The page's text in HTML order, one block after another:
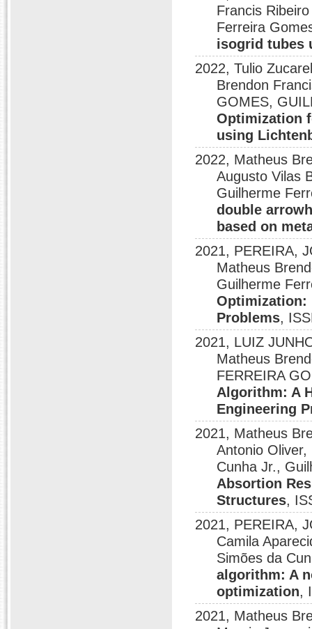
Francis
Ferreira
isogrid tubes
2022, Tulio
Brendon
GOMES,
Optimization
using
2022, Matheus
Augusto Vilas
Guilherme
double
based on
2021, PEREIRA,
Matheus
Guilherme
Optimization:
Problems,
2021, LUIZ
Matheus
FERREIRA
Algorithm: A
Engineering
2021, Matheus
Antonio
Cunha Jr.,
Absortion
Structures,
2021, PEREIRA,
Camila
Simões da
algorithm: A
optimization,
2021, Matheus